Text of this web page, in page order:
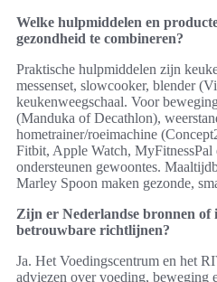
Welke hulpmiddelen en
gezondheid te combineren?
Praktische hulpmiddelen zijn
messenset, slowcooker, blender
keukenweegschaal. Voor
(Manduka of Decathlon),
hometrainer/roeimachine
Fitbit, Apple Watch, MyFitnessPal
ondersteunen gewoontes.
Marley Spoon maken gezonde,
Zijn er Nederlandse bronnen of
betrouwbare richtlijnen?
Ja. Het Voedingscentrum en het
adviezen over voeding, beweging